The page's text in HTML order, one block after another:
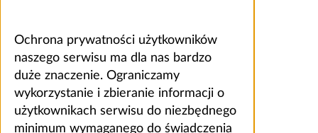
Ochrona prywatności użytkowników
naszego serwisu ma dla nas bardzo
duże znaczenie. Ograniczamy
wykorzystanie i zbieranie informacji o
użytkownikach serwisu do niezbędnego
minimum wymaganego do świadczenia